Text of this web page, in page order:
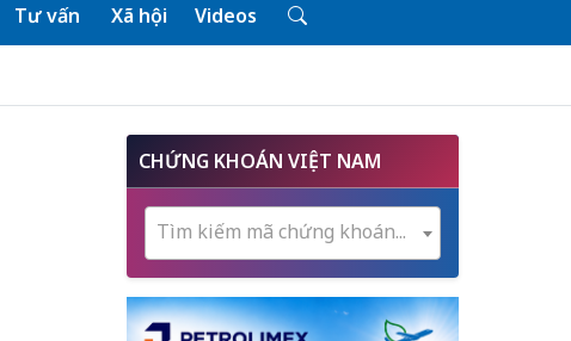
Tư vấn Xã hội Videos
CHỨNG KHOÁN VIỆT NAM
Tìm kiếm mã chứng khoán...